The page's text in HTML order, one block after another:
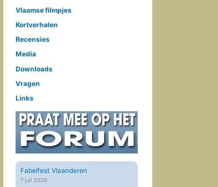
Vlaamse filmpjes
Kortverhalen
Recensies
Media
Downloads
Vragen
Links
Fabelfest Vlaanderen
7 juli 2026